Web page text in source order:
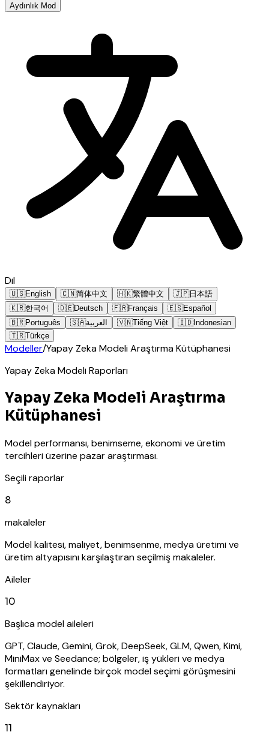
Aydınlık Mod
Dil
🇺🇸English 🇨🇳简体中文 🇭🇰繁體中文 🇯🇵日本語
🇰🇷한국어 🇩🇪Deutsch 🇫🇷Français 🇪🇸Español
🇧🇷Português 🇸🇦العربية 🇻🇳Tiếng Việt 🇮🇩Indonesian
🇹🇷Türkçe
Modeller/Yapay Zeka Modeli Araştırma Kütüphanesi
Yapay Zeka Modeli Raporları
Yapay Zeka Modeli Araştırma
Kütüphanesi
Model performansı, benimseme, ekonomi ve üretim
tercihleri üzerine pazar araştırması.
Seçili raporlar
8
makaleler
Model kalitesi, maliyet, benimsenme, medya üretimi ve
üretim altyapısını karşılaştıran seçilmiş makaleler.
Aileler
10
Başlıca model aileleri
GPT, Claude, Gemini, Grok, DeepSeek, GLM, Qwen, Kimi,
MiniMax ve Seedance; bölgeler, iş yükleri ve medya
formatları genelinde birçok model seçimi görüşmesini
şekillendiriyor.
Sektör kaynakları
11